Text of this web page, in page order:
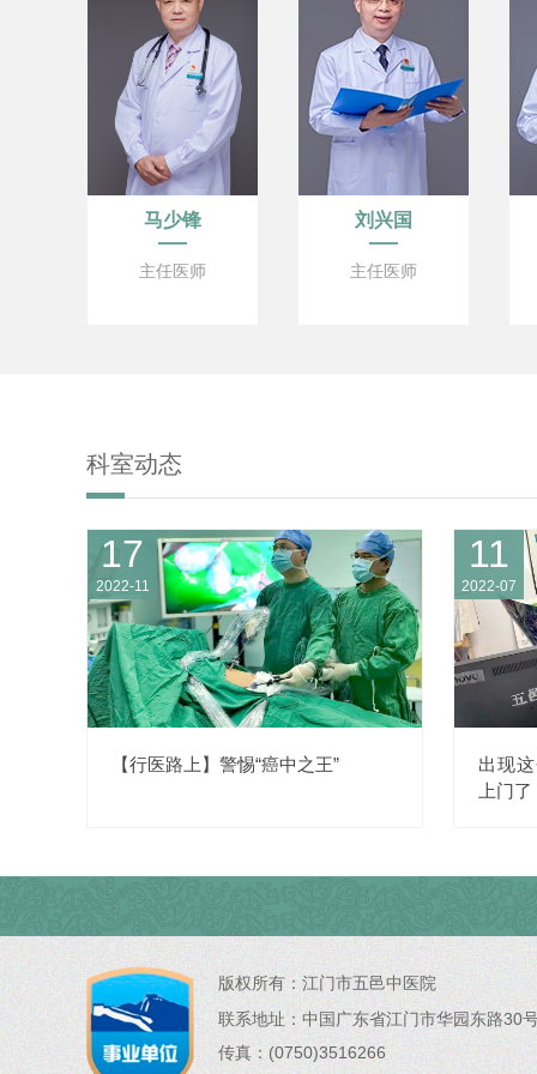
马少锋
主任医师
刘兴国
主任医师
科室动态
17
2022-11
【行医路上】警惕“癌中之王”
11
2022-07
出现
上门
版权所有： 江门市五邑中医院
联系地址：中国广东省江门市华园东路30
传真：(0750)3516266